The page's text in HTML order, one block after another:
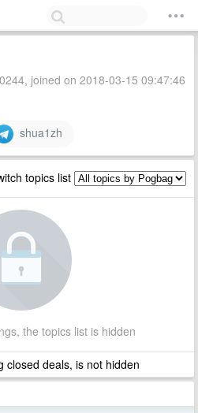
joined on 2018-03-15 09:47:46
shua1zh
topics list
the topics list is hidden
closed deals, is not hidden